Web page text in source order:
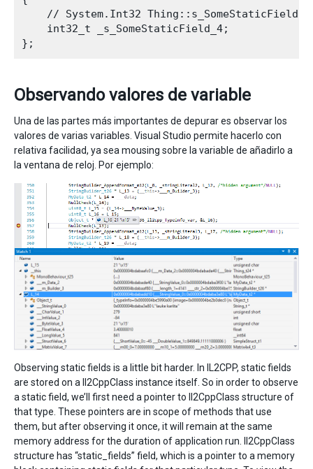
    // System.Int32 Thing::s_SomeStaticField
    int32_t _s_SomeStaticField_4;
Observando valores de variable
Una de las partes más importantes de depurar es observar los
valores de varias variables. Visual Studio permite hacerlo con
relativa facilidad, ya sea mousing sobre la variable de añadirlo a
la ventana de reloj. Por ejemplo:
Observing static fields is a little bit harder. In IL2CPP, static fields
are stored on a Il2CppClass instance itself. So in order to observe
a static field, we’ll first need a pointer to Il2CppClass structure of
that type. These pointers are in scope of methods that use
them, but after observing it once, it will remain at the same
memory address for the duration of application run. Il2CppClass
structure has “static_fields” field, which is a pointer to a memory